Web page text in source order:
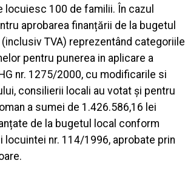
locuiesc 100 de familii. În cazul
aprobarea finanțării de la bugetul
TVA) reprezentând categoriile
pentru punerea in aplicare a
nr. 1275/2000, cu modificarile si
consilierii locali au votat și pentru
a sumei de 1.426.586,16 lei
de la bugetul local conform
locuintei nr. 114/1996, aprobate prin